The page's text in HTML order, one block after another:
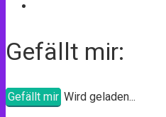
Gefällt mir:
Gefällt mir Wird geladen...